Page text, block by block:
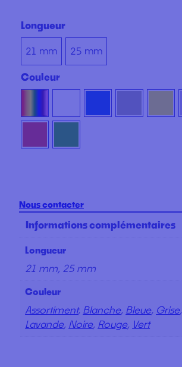
Longueur
21 mm 25 mm
Couleur
Nous contacter
Informations complémentaires
Longueur
21 mm, 25 mm
Couleur
Assortiment, Blanche, Bleue, Grise,
Lavande, Noire, Rouge, Vert